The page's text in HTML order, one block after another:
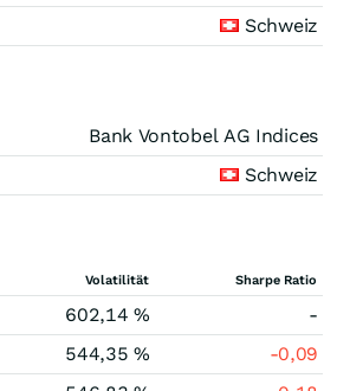
Schweiz
Bank Vontobel AG Indices
Schweiz
Volatilität Sharpe Ratio
602,14 %
-
544,35 %
-0,09